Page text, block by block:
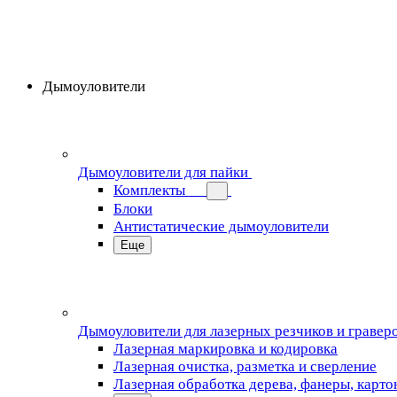
Дымоуловители
Дымоуловители для пайки
Комплекты
Блоки
Антистатические дымоуловители
Еще
Дымоуловители для лазерных резчиков и
Лазерная маркировка и кодировка
Лазерная очистка, разметка и сверление
Лазерная обработка дерева, фанеры,